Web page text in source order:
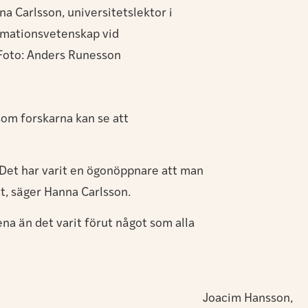
Carlsson, universitetslektor i
vid
Anders Runesson
forskarna kan se att
har varit en ögonöppnare att man
Hanna Carlsson.
än det varit förut något som alla
Joacim Hansson,